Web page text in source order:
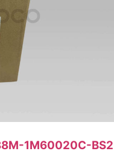
1M60020C-BS2